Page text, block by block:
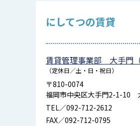
にしてつの賃貸
賃貸管理事業部 大手門（
（定休日／土・日・祝日）
〒810-0074
福岡市中央区大手門2-1-10
TEL／092-712-2612
FAX／092-712-0795